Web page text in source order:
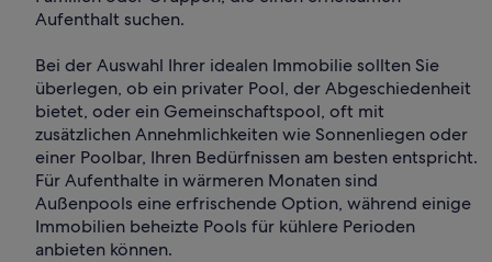
Aufenthalt suchen.
Bei der Auswahl Ihrer idealen Immobilie sollten Sie
überlegen, ob ein privater Pool, der Abgeschiedenheit
bietet, oder ein Gemeinschaftspool, oft mit
zusätzlichen Annehmlichkeiten wie Sonnenliegen oder
einer Poolbar, Ihren Bedürfnissen am besten entspricht.
Für Aufenthalte in wärmeren Monaten sind
Außenpools eine erfrischende Option, während einige
Immobilien beheizte Pools für kühlere Perioden
anbieten können.